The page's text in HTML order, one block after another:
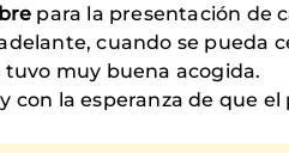
para la presentación de
cuando se pueda
muy buena acogida.
la esperanza de que